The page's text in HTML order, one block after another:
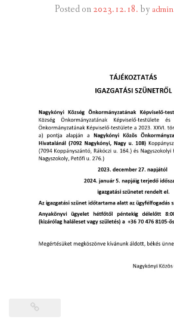
KAPCSOLAT
LETÖLTHETŐ NYOMTATVÁNYOK
TELEPÜLÉSIKÉPVISELŐI
VAGYONNYILATKOZATA – 2026. ÉV
Posted on2023.12.18.by